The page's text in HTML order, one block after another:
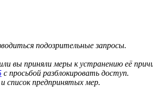
подозрительные запросы.
вы приняли меры к устранению её
с просьбой разблокировать доступ.
список предпринятых мер.